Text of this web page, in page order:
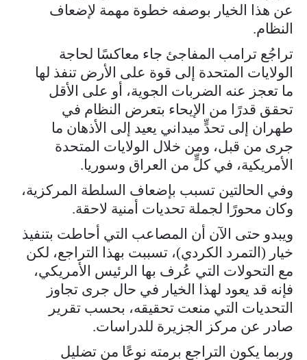
عن هذا الخيار بوصفه خطوة مهمة لإضعاف
النظام.
تراجُع ترامب المفاجئ جاء معاكسًا لحاجة
الولايات المتحدة إلى قوة على الأرض تنفذ لها
ما تعجز عنه الضربات الجوية، أو على الأقل
تحقق قدرًا من الإيحاء بتعرض النظام في
طهران إلى تحدٍّ ميداني يعيد إلى الأذهان ما
جرى من قبل، ومن خلال الولايات المتحدة
الأمريكية، في كلٍّ من العراق وسوريا.
وفي الحالتين تسبب بإضعاف السلطة المركزية،
وكان محورًا لجملة تحديات أمنية لاحقة.
ويبدو حتى الآن أن المصاعب التي أحاطت بتنفيذ
خيار (التمرد الكردي)، تسببت بهذا التراجع، لكن
مع التحولات التي عُرف بها الرئيس الأمريكي،
فإنه قد يعود لهذا الخيار في حال جرى تجاوز
التحديات التي منعت تحقيقه، بحسب تقرير
صادر عن مركز الجزيرة للدراسات.
وربما يكون التراجع برمته نوعًا من تضليل